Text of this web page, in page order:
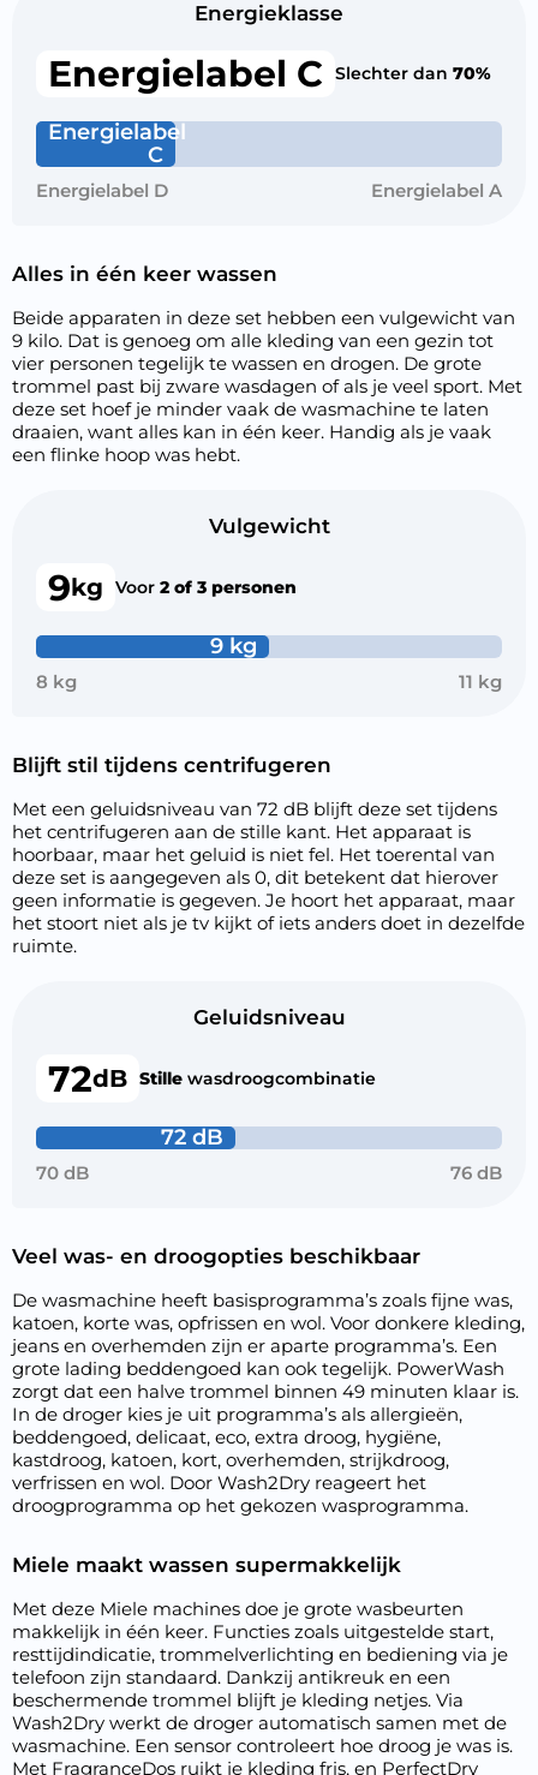
Energieklasse
Energielabel C Slechter dan 70%
Energielabel
C
Energielabel D Energielabel A
Alles in één keer wassen
Beide apparaten in deze set hebben een vulgewicht van
9 kilo. Dat is genoeg om alle kleding van een gezin tot
vier personen tegelijk te wassen en drogen. De grote
trommel past bij zware wasdagen of als je veel sport. Met
deze set hoef je minder vaak de wasmachine te laten
draaien, want alles kan in één keer. Handig als je vaak
een flinke hoop was hebt.
Vulgewicht
9kg Voor 2 of 3 personen
9 kg
8 kg 11 kg
Blijft stil tijdens centrifugeren
Met een geluidsniveau van 72 dB blijft deze set tijdens
het centrifugeren aan de stille kant. Het apparaat is
hoorbaar, maar het geluid is niet fel. Het toerental van
deze set is aangegeven als 0, dit betekent dat hierover
geen informatie is gegeven. Je hoort het apparaat, maar
het stoort niet als je tv kijkt of iets anders doet in dezelfde
ruimte.
Geluidsniveau
72dB Stille wasdroogcombinatie
72 dB
70 dB 76 dB
Veel was- en droogopties beschikbaar
De wasmachine heeft basisprogramma’s zoals fijne was,
katoen, korte was, opfrissen en wol. Voor donkere kleding,
jeans en overhemden zijn er aparte programma’s. Een
grote lading beddengoed kan ook tegelijk. PowerWash
zorgt dat een halve trommel binnen 49 minuten klaar is.
In de droger kies je uit programma’s als allergieën,
beddengoed, delicaat, eco, extra droog, hygiëne,
kastdroog, katoen, kort, overhemden, strijkdroog,
verfrissen en wol. Door Wash2Dry reageert het
droogprogramma op het gekozen wasprogramma.
Miele maakt wassen supermakkelijk
Met deze Miele machines doe je grote wasbeurten
makkelijk in één keer. Functies zoals uitgestelde start,
resttijdindicatie, trommelverlichting en bediening via je
telefoon zijn standaard. Dankzij antikreuk en een
beschermende trommel blijft je kleding netjes. Via
Wash2Dry werkt de droger automatisch samen met de
wasmachine. Een sensor controleert hoe droog je was is.
Met FragranceDos ruikt je kleding fris, en PerfectDry